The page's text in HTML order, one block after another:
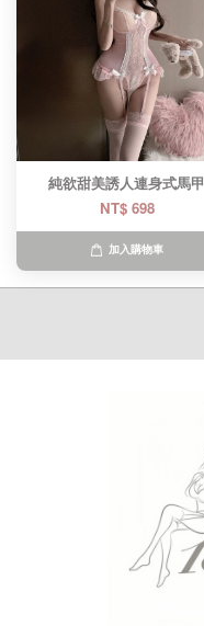
純欲甜美誘人連身式馬甲
NT$ 698
加入購物車